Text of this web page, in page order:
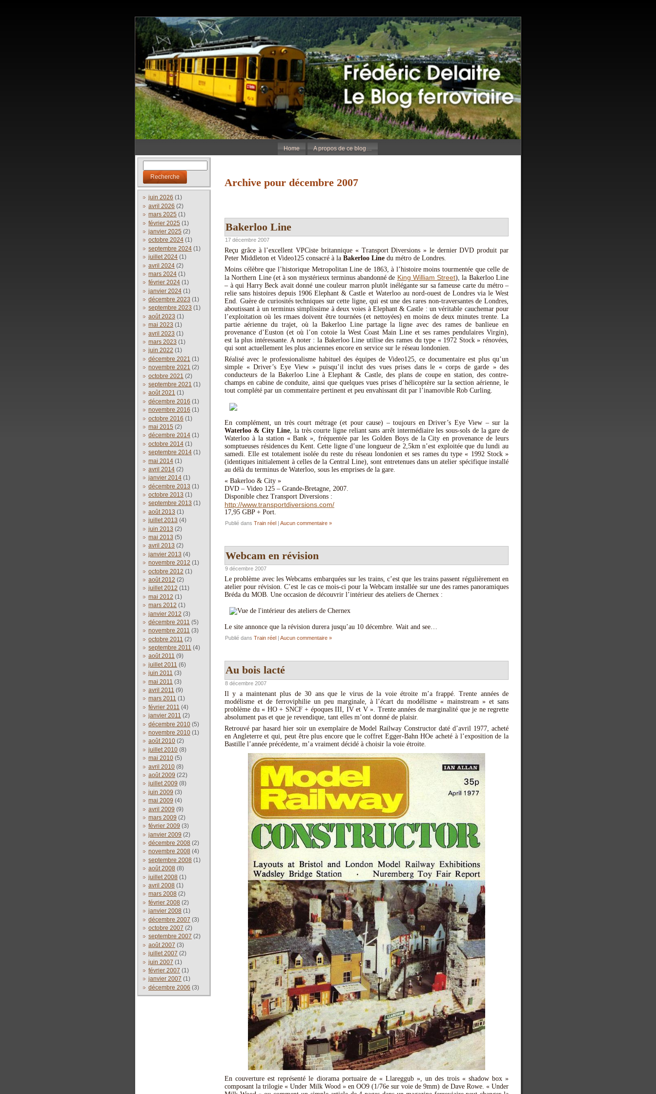
Home A propos de ce blog…
juin 2026 (1)
avril 2026 (2)
mars 2025 (1)
février 2025 (1)
janvier 2025 (2)
octobre 2024 (1)
septembre 2024 (1)
juillet 2024 (1)
avril 2024 (2)
mars 2024 (1)
février 2024 (1)
janvier 2024 (1)
décembre 2023 (1)
septembre 2023 (1)
août 2023 (1)
mai 2023 (1)
avril 2023 (1)
mars 2023 (1)
juin 2022 (1)
décembre 2021 (1)
novembre 2021 (2)
octobre 2021 (2)
septembre 2021 (1)
août 2021 (1)
décembre 2016 (1)
novembre 2016 (1)
octobre 2016 (1)
mai 2015 (2)
décembre 2014 (1)
octobre 2014 (1)
septembre 2014 (1)
mai 2014 (1)
avril 2014 (2)
janvier 2014 (1)
décembre 2013 (1)
octobre 2013 (1)
septembre 2013 (1)
août 2013 (1)
juillet 2013 (4)
juin 2013 (2)
mai 2013 (5)
avril 2013 (2)
janvier 2013 (4)
novembre 2012 (1)
octobre 2012 (1)
août 2012 (2)
juillet 2012 (11)
mai 2012 (1)
mars 2012 (1)
janvier 2012 (3)
décembre 2011 (5)
novembre 2011 (3)
octobre 2011 (2)
septembre 2011 (4)
août 2011 (9)
juillet 2011 (6)
juin 2011 (3)
mai 2011 (3)
avril 2011 (9)
mars 2011 (1)
février 2011 (4)
janvier 2011 (2)
décembre 2010 (5)
novembre 2010 (1)
août 2010 (2)
juillet 2010 (8)
mai 2010 (5)
avril 2010 (8)
août 2009 (22)
juillet 2009 (8)
juin 2009 (3)
mai 2009 (4)
avril 2009 (9)
mars 2009 (2)
février 2009 (3)
janvier 2009 (2)
décembre 2008 (2)
novembre 2008 (4)
septembre 2008 (1)
août 2008 (8)
juillet 2008 (1)
avril 2008 (1)
mars 2008 (2)
février 2008 (2)
janvier 2008 (1)
décembre 2007 (3)
octobre 2007 (2)
septembre 2007 (2)
août 2007 (3)
juillet 2007 (2)
juin 2007 (1)
février 2007 (1)
janvier 2007 (1)
décembre 2006 (3)
Archive pour décembre 2007
Bakerloo Line
17 décembre 2007
Reçu grâce à l’excellent VPCiste britannique « Transport Diversions » le dernier DVD produit par
Peter Middleton et Video125 consacré à la Bakerloo Line du métro de Londres.
Moins célèbre que l’historique Metropolitan Line de 1863, à l’histoire moins tourmentée que celle de
la Northern Line (et à son mystérieux terminus abandonné de King William Street), la Bakerloo Line
– à qui Harry Beck avait donné une couleur marron plutôt inélégante sur sa fameuse carte du métro –
relie sans histoires depuis 1906 Elephant & Castle et Waterloo au nord-ouest de Londres via le West
End. Guère de curiosités techniques sur cette ligne, qui est une des rares non-traversantes de Londres,
aboutissant à un terminus simplissime à deux voies à Elephant & Castle : un véritable cauchemar pour
l’exploitation où les rmaes doivent être tournées (et nettoyées) en moins de deux minutes trente. La
partie aérienne du trajet, où la Bakerloo Line partage la ligne avec des rames de banlieue en
provenance d’Euston (et où l’on cotoie la West Coast Main Line et ses rames pendulaires Virgin),
est la plus intéressante. A noter : la Bakerloo Line utilise des rames du type « 1972 Stock » rénovées,
qui sont actuellement les plus anciennes encore en service sur le réseau londonien.
Réalisé avec le professionalisme habituel des équipes de Video125, ce documentaire est plus qu’un
simple « Driver’s Eye View » puisqu’il inclut des vues prises dans le « corps de garde » des
conducteurs de la Bakerloo Line à Elephant & Castle, des plans de coupe en station, des contre-
champs en cabine de conduite, ainsi que quelques vues prises d’hélicoptère sur la section aérienne, le
tout complété par un commentaire pertinent et peu envahissant dit par l’inamovible Rob Curling.
En complément, un très court métrage (et pour cause) – toujours en Driver’s Eye View – sur la
Waterloo & City Line, la très courte ligne reliant sans arrêt intermédiaire les sous-sols de la gare de
Waterloo à la station « Bank », fréquentée par les Golden Boys de la City en provenance de leurs
somptueuses résidences du Kent. Cette ligne d’une longueur de 2,5km n’est exploitée que du lundi au
samedi. Elle est totalement isolée du reste du réseau londonien et ses rames du type « 1992 Stock »
(identiques initialement à celles de la Central Line), sont entretenues dans un atelier spécifique installé
au délà du terminus de Waterloo, sous les emprises de la gare.
« Bakerloo & City »
DVD – Video 125 – Grande-Bretagne, 2007.
Disponible chez Transport Diversions :
http://www.transportdiversions.com/
17,95 GBP + Port.
Publié dans Train réel Aucun commentaire »
Webcam en révision
9 décembre 2007
Le problème avec les Webcams embarquées sur les trains, c’est que les trains passent régulièrement en
atelier pour révision. C’est le cas ce mois-ci pour la Webcam installée sur une des rames panoramiques
Bréda du MOB. Une occasion de découvrir l’intérieur des ateliers de Chernex :
Le site annonce que la révision durera jusqu’au 10 décembre. Wait and see…
Publié dans Train réel | Aucun commentaire »
Au bois lacté
8 décembre 2007
Il y a maintenant plus de 30 ans que le virus de la voie étroite m’a frappé. Trente années de
modélisme et de ferroviphilie un peu marginale, à l’écart du modélisme « mainstream » et sans
problème du « HO + SNCF + époques III, IV et V ». Trente années de marginalité que je ne regrette
absolument pas et que je revendique, tant elles m’ont donné de plaisir.
Retrouvé par hasard hier soir un exemplaire de Model Railway Constructor daté d’avril 1977, acheté
en Angleterre et qui, peut être plus encore que le coffret Egger-Bahn HOe acheté à l’exposition de la
Bastille l’année précédente, m’a vraiment décidé à choisir la voie étroite.
En couverture est représenté le diorama portuaire de « Llareggub », un des trois « shadow box »
composant la trilogie « Under Milk Wood » en OO9 (1/76e sur voie de 9mm) de Dave Rowe. « Under